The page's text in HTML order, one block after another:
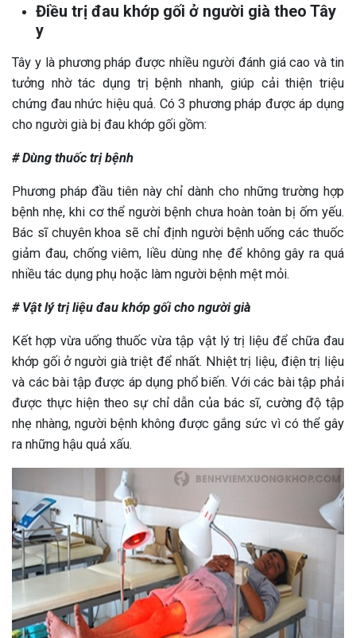
Điều trị đau khớp gối ở người già theo Tây
y
Tây y là phương pháp được nhiều người đánh giá cao và tin
tưởng nhờ tác dụng trị bệnh nhanh, giúp cải thiện triệu
chứng đau nhức hiệu quả. Có 3 phương pháp được áp dụng
cho người già bị đau khớp gối gồm:
# Dùng thuốc trị bệnh
Phương pháp đầu tiên này chỉ dành cho những trường hợp
bệnh nhẹ, khi cơ thể người bệnh chưa hoàn toàn bị ốm yếu.
Bác sĩ chuyên khoa sẽ chỉ định người bệnh uống các thuốc
giảm đau, chống viêm, liều dùng nhẹ để không gây ra quá
nhiều tác dụng phụ hoặc làm người bệnh mệt mỏi.
# Vật lý trị liệu đau khớp gối cho người già
Kết hợp vừa uống thuốc vừa tập vật lý trị liệu để chữa đau
khớp gối ở người già triệt để nhất. Nhiệt trị liệu, điện trị liệu
và các bài tập được áp dụng phổ biến. Với các bài tập phải
được thực hiện theo sự chỉ dẫn của bác sĩ, cường độ tập
nhẹ nhàng, người bệnh không được gắng sức vì có thể gây
ra những hậu quả xấu.